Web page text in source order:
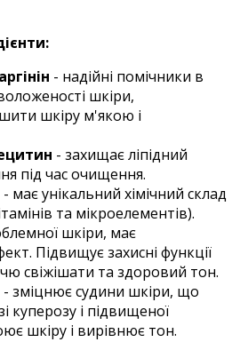
- надійні помічники в
шкіри,
шкіру м'якою і
- захищає ліпідний
під час очищення.
- має унікальний хімічний склад
та мікроелементів).
шкіри, має
Підвищує захисні функції
свіжішати та здоровий тон.
- зміцнює судини шкіри, що
куперозу і підвищеної
шкіру і вирівнює тон.